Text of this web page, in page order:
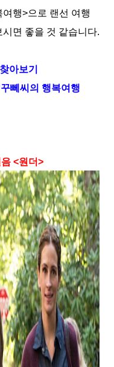
여행>으로 랜선 여행
면 좋을 것 같습니다.
아보기
뻬씨의 행복여행
<원더>